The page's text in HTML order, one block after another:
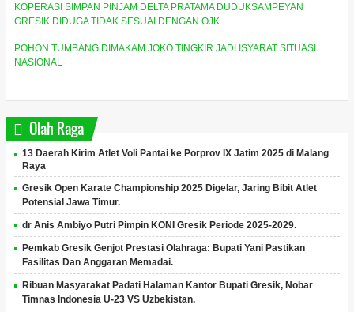
KOPERASI SIMPAN PINJAM DELTA PRATAMA DUDUKSAMPEYAN
GRESIK DIDUGA TIDAK SESUAI DENGAN OJK
POHON TUMBANG DIMAKAM JOKO TINGKIR JADI ISYARAT SITUASI
NASIONAL
Olah Raga
13 Daerah Kirim Atlet Voli Pantai ke Porprov IX Jatim 2025 di Malang
Raya
Gresik Open Karate Championship 2025 Digelar, Jaring Bibit Atlet
Potensial Jawa Timur.
dr Anis Ambiyo Putri Pimpin KONI Gresik Periode 2025-2029.
Pemkab Gresik Genjot Prestasi Olahraga: Bupati Yani Pastikan
Fasilitas Dan Anggaran Memadai.
Ribuan Masyarakat Padati Halaman Kantor Bupati Gresik, Nobar
Timnas Indonesia U-23 VS Uzbekistan.